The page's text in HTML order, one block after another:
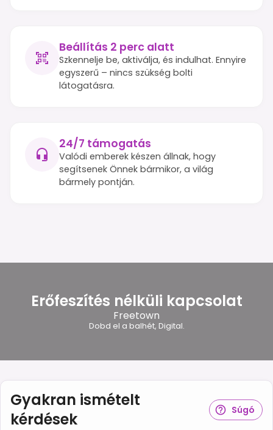
Beállítás 2 perc alatt
Szkennelje be, aktiválja, és indulhat. Ennyire
egyszerű – nincs szükség bolti
látogatásra.
24/7 támogatás
Valódi emberek készen állnak, hogy
segítsenek Önnek bármikor, a világ
bármely pontján.
Erőfeszítés nélküli kapcsolat
Freetown
Dobd el a balhét, Digital.
Gyakran ismételt
kérdések
Súgó